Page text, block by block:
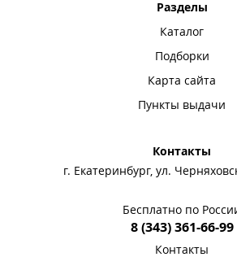
Разделы
Каталог
Подборки
Карта сайта
Пункты выдачи
Контакты
г. Екатеринбург, ул.
Бесплатно по
8 (343) 361-66-99
Контакты